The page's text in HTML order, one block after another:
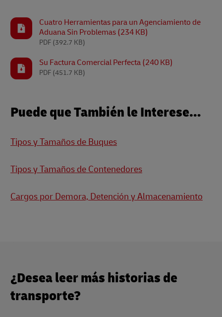
Cuatro Herramientas para un Agenciamiento de
Aduana Sin Problemas (234 KB)
PDF (392.7 KB)
Su Factura Comercial Perfecta (240 KB)
PDF (451.7 KB)
Puede que También le Interese…
Tipos y Tamaños de Buques
Tipos y Tamaños de Contenedores
Cargos por Demora, Detención y Almacenamiento
¿Desea leer más historias de
transporte?